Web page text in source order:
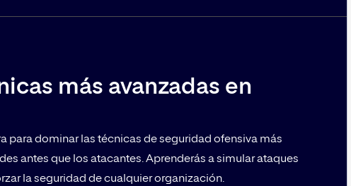
más avanzadas en
para dominar las técnicas de seguridad ofensiva más
antes que los atacantes. Aprenderás a simular ataques
la seguridad de cualquier organización.